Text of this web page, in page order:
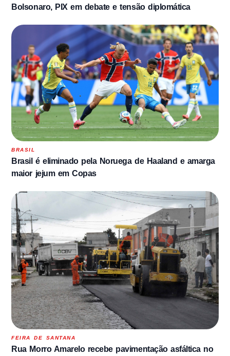
Bolsonaro, PIX em debate e tensão diplomática
BRASIL
Brasil é eliminado pela Noruega de Haaland e amarga
maior jejum em Copas
FEIRA DE SANTANA
Rua Morro Amarelo recebe pavimentação asfáltica no